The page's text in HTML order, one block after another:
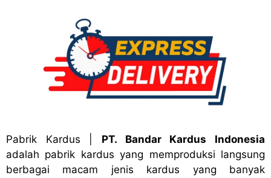
Pabrik Kardus
PT. Bandar Kardus Indonesia
adalah pabrik kardus yang memproduksi langsung
berbagai macam jenis kardus yang banyak